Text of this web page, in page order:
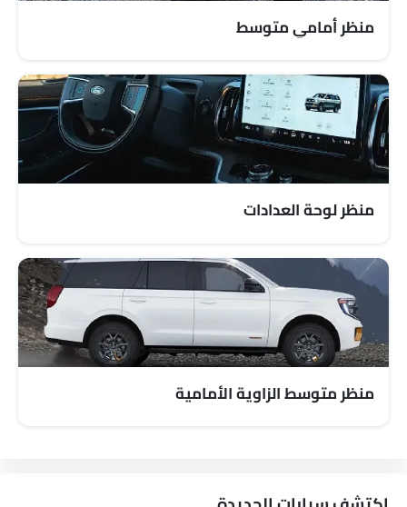
تحذير حزام المقعد
تحذير من فتح الباب جزئيًا
مرآة الرؤية الخلفية ليلا ونهارا
مصابيح أمامية قابلة للتعديل
مرآة الرؤية الخلفية الخارجية قابلة للتعديل كهربائياً
عجلات معدنية
خارج مرآة الرؤية الخلفية مؤشر الانعطاف
شبكة كروم
مدفأة
مقياس تاتشو
مقياس تعدد الرحلات الإلكتروني
عجلة قيادة جلدية
ساعة رقمية
ارتفاع مقعد السائق قابل للتعديل
دخول بدون مفتاح
منظر أمامي متوسط
منظر لوحة العدادات
منظر متوسط الزاوية الأمامية